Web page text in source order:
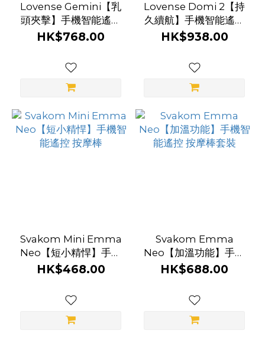
Lovense Gemini【乳
頭夾擊】手機智能遙控
震動乳頭夾
HK$768.00
Lovense Domi 2【持
久續航】手機智能遙控
強力AV按摩棒
HK$938.00
Svakom Mini Emma
Neo【短小精悍】手機
智能遙控 按摩棒
HK$468.00
Svakom Emma
Neo【加溫功能】手機
智能遙控 按摩棒套裝
HK$688.00